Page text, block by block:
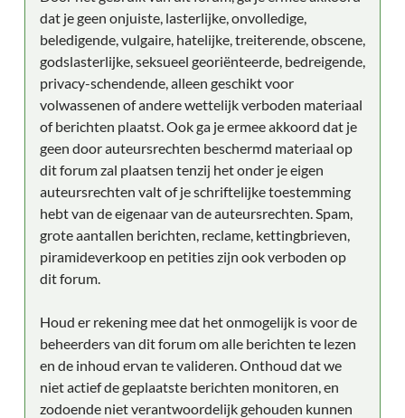
dat je geen onjuiste, lasterlijke, onvolledige,
beledigende, vulgaire, hatelijke, treiterende, obscene,
godslasterlijke, seksueel georiënteerde, bedreigende,
privacy-schendende, alleen geschikt voor
volwassenen of andere wettelijk verboden materiaal
of berichten plaatst. Ook ga je ermee akkoord dat je
geen door auteursrechten beschermd materiaal op
dit forum zal plaatsen tenzij het onder je eigen
auteursrechten valt of je schriftelijke toestemming
hebt van de eigenaar van de auteursrechten. Spam,
grote aantallen berichten, reclame, kettingbrieven,
piramideverkoop en petities zijn ook verboden op
dit forum.
Houd er rekening mee dat het onmogelijk is voor de
beheerders van dit forum om alle berichten te lezen
en de inhoud ervan te valideren. Onthoud dat we
niet actief de geplaatste berichten monitoren, en
zodoende niet verantwoordelijk gehouden kunnen